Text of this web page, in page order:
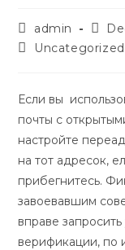
admin
Uncategorized
Если вы
почты с
настройте
на тот адресок,
прибегнитесь.
завоевавшим
вправе
верификации, по